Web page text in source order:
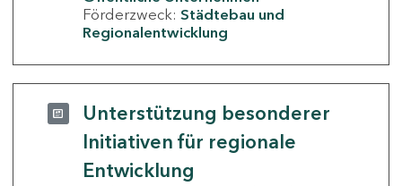
Förderzweck: Städtebau und
Regionalentwicklung
Unterstützung besonderer
Initiativen für regionale
Entwicklung